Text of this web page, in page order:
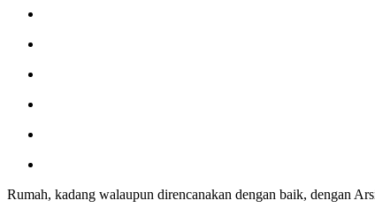
Rumah, kadang walaupun direncanakan dengan baik, dengan